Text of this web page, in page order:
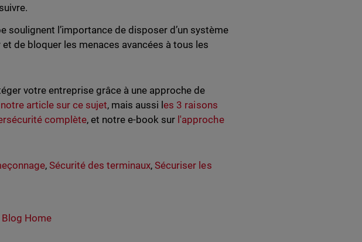
soulignent l’importance de disposer d’un système
de bloquer les menaces avancées à tous les
votre entreprise grâce à une approche de
article sur ce sujet, mais aussi les 3 raisons
complète, et notre e-book sur l'approche
, Sécurité des terminaux,Sécuriser les
Blog Home